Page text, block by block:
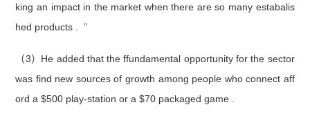
king an impact in the market when there are so many estabalis
hed products . ”
（3）He added that the ffundamental opportunity for the sector
was find new sources of growth among people who connect aff
ord a $500 play-station or a $70 packaged game .